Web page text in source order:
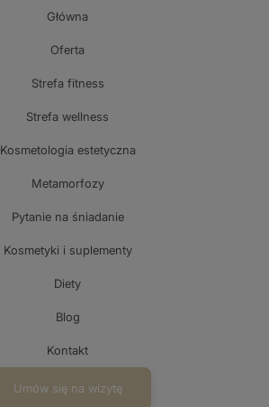
Główna
Oferta
Strefa fitness
Strefa wellness
Kosmetologia estetyczna
Metamorfozy
Pytanie na śniadanie
Kosmetyki i suplementy
Diety
Blog
Kontakt
Umów się na wizytę